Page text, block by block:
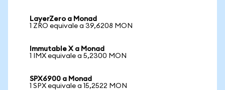
LayerZero a Monad
1 ZRO equivale a 39,6208 MON
Immutable X a Monad
1 IMX equivale a 5,2300 MON
SPX6900 a Monad
1 SPX equivale a 15,2522 MON